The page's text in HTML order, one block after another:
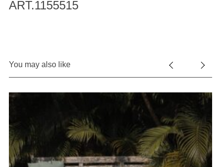
ART.1155515
You may also like